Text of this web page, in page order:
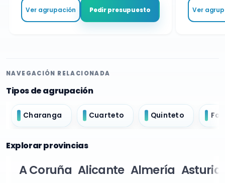
Ver agrupación Pedir presupuesto Ver
NAVEGACIÓN RELACIONADA
Tipos de agrupación
Charanga Cuarteto Quinteto
Explorar provincias
A Coruña Alicante Almería